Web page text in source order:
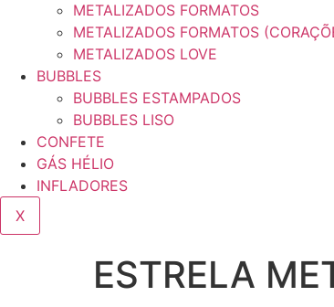
METALIZADOS FORMATOS
METALIZADOS FORMATOS
METALIZADOS LOVE
BUBBLES
BUBBLES ESTAMPADOS
BUBBLES LISO
CONFETE
GÁS HÉLIO
INFLADORES
X
ESTRELA